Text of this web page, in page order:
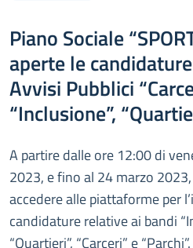
Piano Sociale
aperte le
Avvisi Pubblici
“Inclusione”,
A partire dalle ore 12:00 di
2023, e fino al 24 marzo
accedere alle piattaforme per
candidature relative ai bandi
“Quartieri”, “Carceri” e “Parchi”.